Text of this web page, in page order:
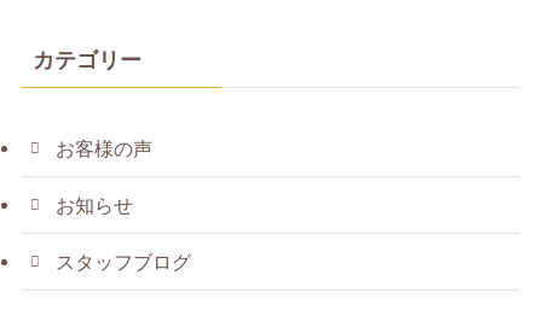
カテゴリー
お客様の声
お知らせ
スタッフブログ